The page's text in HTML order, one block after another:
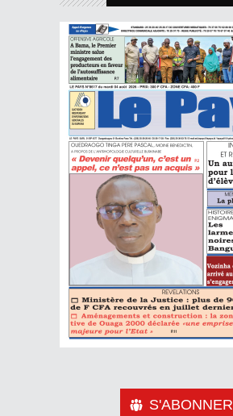
S'ABONNER